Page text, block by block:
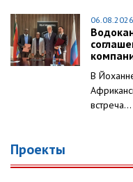
06.08.2026
В
встреча...
Проекты